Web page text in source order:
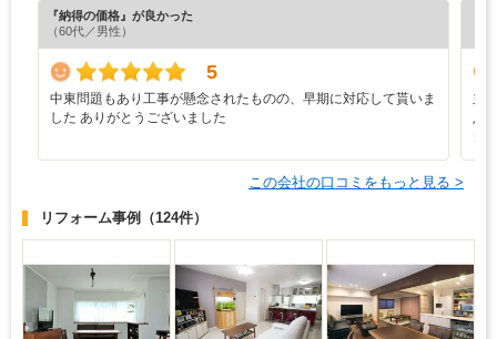
『納得の価格』が良かった
（60代／男性）
5
中東問題もあり工事が懸念されたものの、早期に対応して貰いま
した ありがとうございました
主
足
この会社の口コミをもっと見る >
リフォーム事例 （124件）